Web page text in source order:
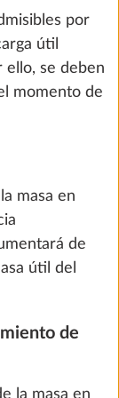
0,4 kg
69 €
conductor
m, la masa
mínima
base el
en metros.